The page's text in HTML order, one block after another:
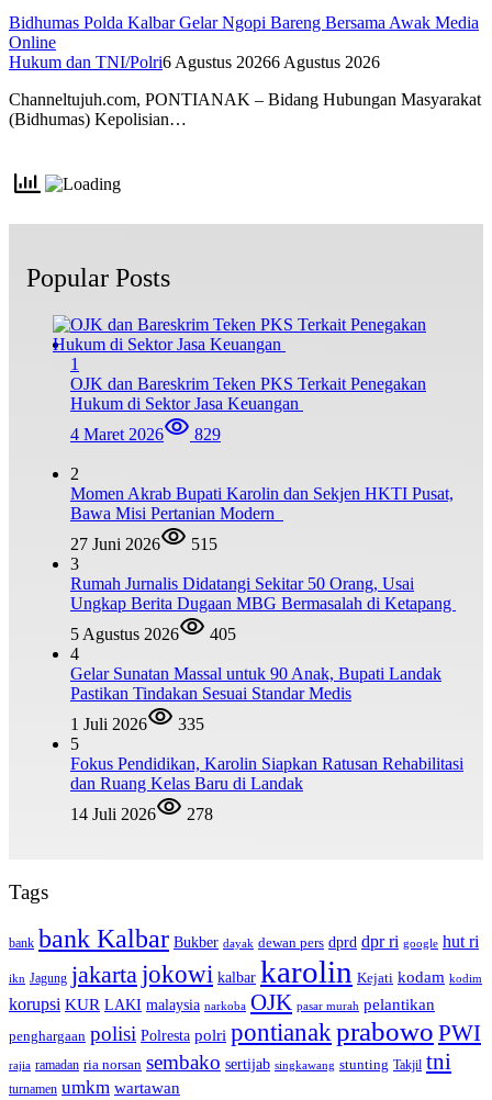
Bidhumas Polda Kalbar Gelar Ngopi Bareng Bersama Awak Media
Online
Hukum dan TNI/Polri6 Agustus 20266 Agustus 2026
Channeltujuh.com, PONTIANAK – Bidang Hubungan Masyarakat
(Bidhumas) Kepolisian…
Popular Posts
1
OJK dan Bareskrim Teken PKS Terkait Penegakan
Hukum di Sektor Jasa Keuangan
4 Maret 2026
829
2
Momen Akrab Bupati Karolin dan Sekjen HKTI Pusat,
Bawa Misi Pertanian Modern
27 Juni 2026
515
3
Rumah Jurnalis Didatangi Sekitar 50 Orang, Usai
Ungkap Berita Dugaan MBG Bermasalah di Ketapang
5 Agustus 2026
405
4
Gelar Sunatan Massal untuk 90 Anak, Bupati Landak
Pastikan Tindakan Sesuai Standar Medis
1 Juli 2026
335
5
Fokus Pendidikan, Karolin Siapkan Ratusan Rehabilitasi
dan Ruang Kelas Baru di Landak
14 Juli 2026
278
Tags
bank bank Kalbar Bukber dayak dewan pers dprd dpr ri google hut ri
ikn Jagung jakarta jokowi kalbar karolin Kejati kodam kodim
korupsi KUR LAKI malaysia narkoba OJK pasar murah pelantikan
penghargaan polisi Polresta polri pontianakprabowo PWI
rajia ramadan ria norsan sembako sertijab singkawang stunting Takjil tni
turnamen umkm wartawan